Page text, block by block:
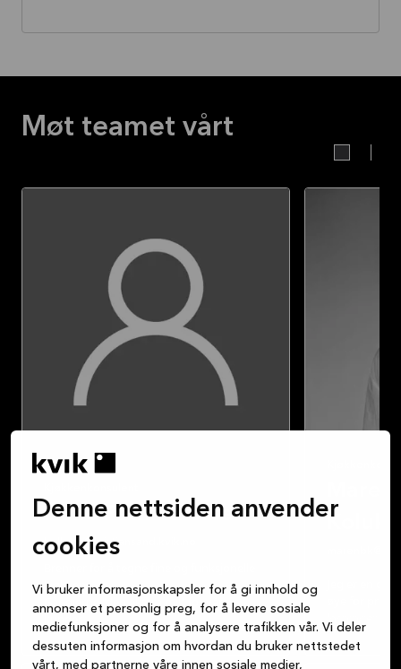
Denne nettsiden anvender
cookies
Vi bruker informasjonskapsler for å gi innhold og
annonser et personlig preg, for å levere sosiale
mediefunksjoner og for å analysere trafikken vår. Vi deler
dessuten informasjon om hvordan du bruker nettstedet
vårt, med partnerne våre innen sosiale medier,
Møt teamet vårt
Helle Petri Petersen
hellepe@kristiansand.kvik.no
kjøkken.
Går gjerne "den ekstra mil" for våre
kunder.
løsninger.
Jeg drives av